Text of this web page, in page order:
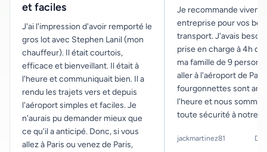
et faciles
J'ai l'impression d'avoir remporté le
gros lot avec Stephen Lanil (mon
chauffeur). Il était courtois,
efficace et bienveillant. Il était à
l'heure et communiquait bien. Il a
rendu les trajets vers et depuis
l'aéroport simples et faciles. Je
n'aurais pu demander mieux que
ce qu'il a anticipé. Donc, si vous
allez à Paris ou venez de Paris,
Je recommande
entreprise pour vos
transport. J'avais
prise en charge à 4h du
ma famille de 9
aller à l'aéroport de
fourgonnettes sont
l'heure et nous
toute sécurité à notre
jackmartinez81